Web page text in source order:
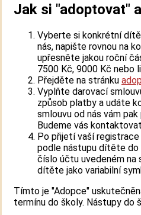
Jak si "adoptovat"
Vyberte si konkrétní
nás, napište rovnou na
upřesněte jakou roční
7500 Kč, 9000 Kč nebo
Přejděte na stránku
Vyplňte darovací
způsob platby a udáte
smlouvu od nás vám
Budeme vás
Po přijetí vaší
podle nástupu dítěte
číslo účtu uvedeném na
dítěte jako variabilní
Tímto je "Adopce"
termínu do školy. Nástupy do